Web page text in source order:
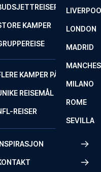
LONDON
MADRID
MILANO
ROME
SEVILLA
KAMPER
KAMPER PÅ ÉN REISE
REISEMÅL
REISER
og ikoniske klubber.
rivaloppgjør og en
intensitet, er Serie A et
unike stemningen på San
Olimpico, se Juventus
i Maradonas fotspor i
den ultimate opplevelsen.
du mulighet til å
med verdens største
Serie A.
utvalgte